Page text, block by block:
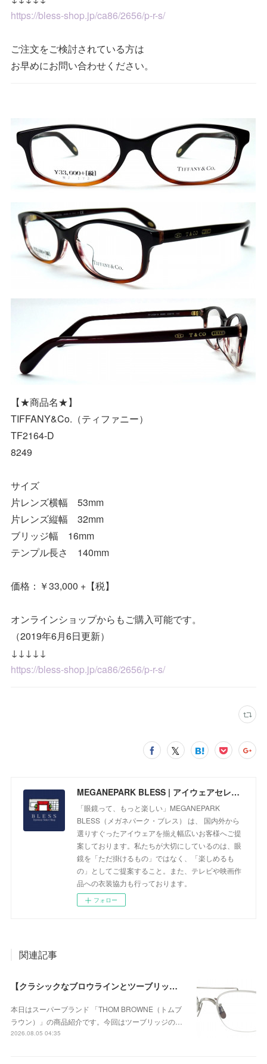
https://bless-shop.jp/ca86/2656/p-r-s/
ご注文をご検討されている方は
お早めにお問い合わせください。
【★商品名★】
TIFFANY&Co.（ティファニー）
TF2164-D
8249
サイズ
片レンズ横幅 53mm
片レンズ縦幅 32mm
ブリッジ幅 16mm
テンプル長さ 140mm
価格：￥33,000 +【税】
オンラインショップからもご購入可能です。
（2019年6月6日更新）
↓↓↓↓↓
https://bless-shop.jp/ca86/2656/p-r-s/
MEGANEPARK BLESS | アイウェアセレクトショップ
「眼鏡って、もっと楽しい」MEGANEPARK
BLESS（メガネパーク・ブレス） は、 国内外から
選りすぐったアイウェアを揃え幅広いお客様へご提
案しております。私たちが大切にしているのは、眼
鏡を「ただ掛けるもの」ではなく、「楽しめるも
の」としてご提案すること。また、テレビや映画作
品への衣装協力も行っております。
フォロー
関連記事
【クラシックなブロウラインとツーブリッジが際立つ、知的で洗練された新作のチタンフレーム】THOM BROWNE（トムブラウン） UEO960A-045-53が入荷！
本日はスーパーブランド 「THOM BROWNE（トムブ
ラウン）」の商品紹介です。今回はツーブリッジの…
2026.08.05 04:35